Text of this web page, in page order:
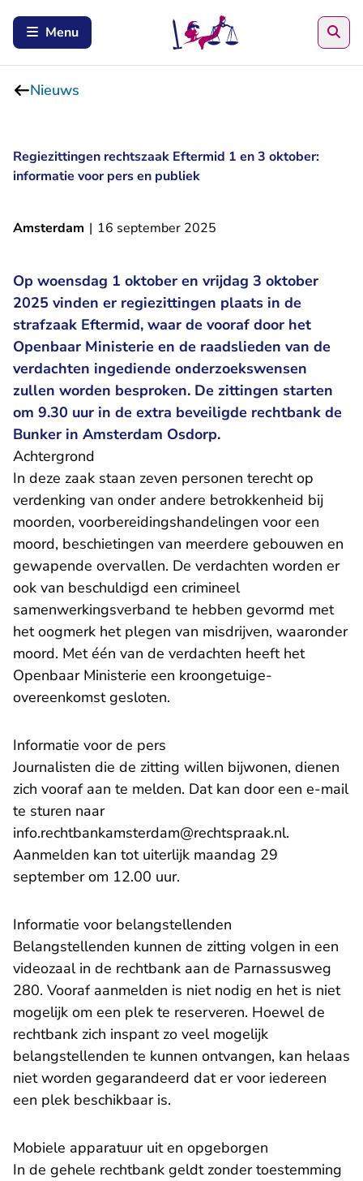
Menu
Nieuws
Regiezittingen rechtszaak Eftermid 1 en 3 oktober:
informatie voor pers en publiek
Amsterdam | 16 september 2025
Op woensdag 1 oktober en vrijdag 3 oktober
2025 vinden er regiezittingen plaats in de
strafzaak Eftermid, waar de vooraf door het
Openbaar Ministerie en de raadslieden van de
verdachten ingediende onderzoekswensen
zullen worden besproken. De zittingen starten
om 9.30 uur in de extra beveiligde rechtbank de
Bunker in Amsterdam Osdorp.
Achtergrond
In deze zaak staan zeven personen terecht op
verdenking van onder andere betrokkenheid bij
moorden, voorbereidingshandelingen voor een
moord, beschietingen van meerdere gebouwen en
gewapende overvallen. De verdachten worden er
ook van beschuldigd een crimineel
samenwerkingsverband te hebben gevormd met
het oogmerk het plegen van misdrijven, waaronder
moord. Met één van de verdachten heeft het
Openbaar Ministerie een kroongetuige-
overeenkomst gesloten.
Informatie voor de pers
Journalisten die de zitting willen bijwonen, dienen
zich vooraf aan te melden. Dat kan door een e-mail
te sturen naar
info.rechtbankamsterdam@rechtspraak.nl- U verlaat
.
Aanmelden kan tot uiterlijk maandag 29
september om 12.00 uur.
Informatie voor belangstellenden
Belangstellenden kunnen de zitting volgen in een
videozaal in de rechtbank aan de Parnassusweg
280. Vooraf aanmelden is niet nodig en het is niet
mogelijk om een plek te reserveren. Hoewel de
rechtbank zich inspant zo veel mogelijk
belangstellenden te kunnen ontvangen, kan helaas
niet worden gegarandeerd dat er voor iedereen
een plek beschikbaar is.
Mobiele apparatuur uit en opgeborgen
In de gehele rechtbank geldt zonder toestemming